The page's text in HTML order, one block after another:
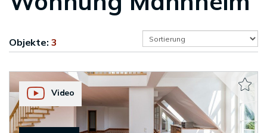
Objekte: 3
Video